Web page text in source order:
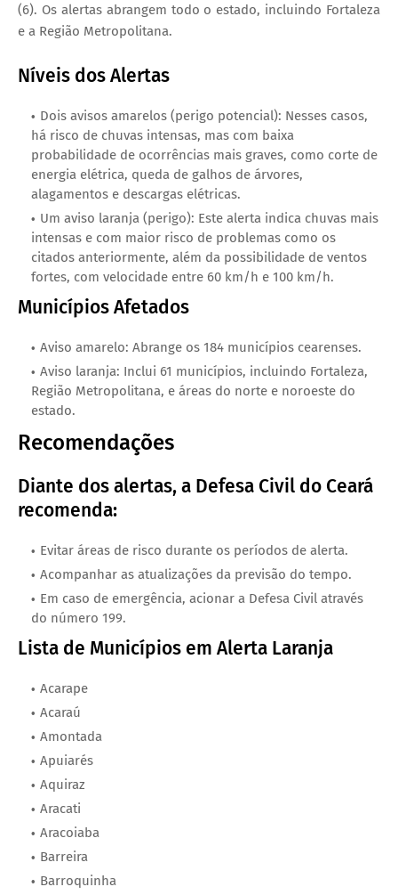
(6). Os alertas abrangem todo o estado, incluindo Fortaleza
e a Região Metropolitana.
Níveis dos Alertas
Dois avisos amarelos (perigo potencial): Nesses casos,
há risco de chuvas intensas, mas com baixa
probabilidade de ocorrências mais graves, como corte de
energia elétrica, queda de galhos de árvores,
alagamentos e descargas elétricas.
Um aviso laranja (perigo): Este alerta indica chuvas mais
intensas e com maior risco de problemas como os
citados anteriormente, além da possibilidade de ventos
fortes, com velocidade entre 60 km/h e 100 km/h.
Municípios Afetados
Aviso amarelo: Abrange os 184 municípios cearenses.
Aviso laranja: Inclui 61 municípios, incluindo Fortaleza,
Região Metropolitana, e áreas do norte e noroeste do
estado.
Recomendações
Diante dos alertas, a Defesa Civil do Ceará
recomenda:
Evitar áreas de risco durante os períodos de alerta.
Acompanhar as atualizações da previsão do tempo.
Em caso de emergência, acionar a Defesa Civil através
do número 199.
Lista de Municípios em Alerta Laranja
Acarape
Acaraú
Amontada
Apuiarés
Aquiraz
Aracati
Aracoiaba
Barreira
Barroquinha